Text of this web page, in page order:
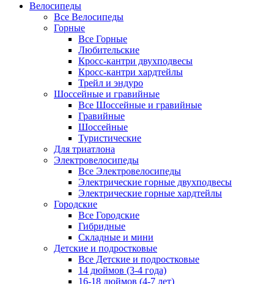
Велосипеды
Все Велосипеды
Горные
Все Горные
Любительские
Кросс-кантри двухподвесы
Кросс-кантри хардтейлы
Трейл и эндуро
Шоссейные и гравийные
Все Шоссейные и гравийные
Гравийные
Шоссейные
Туристические
Для триатлона
Электровелосипеды
Все Электровелосипеды
Электрические горные двухподвесы
Электрические горные хардтейлы
Городские
Все Городские
Гибридные
Складные и мини
Детские и подростковые
Все Детские и подростковые
14 дюймов (3-4 года)
16-18 дюймов (4-7 лет)